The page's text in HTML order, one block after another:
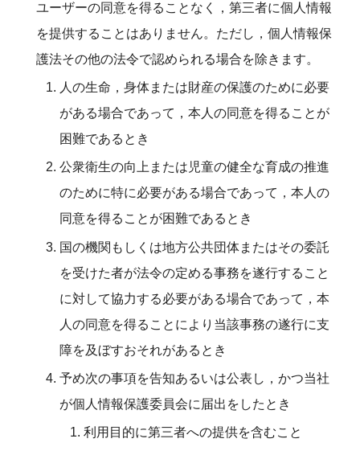
ユーザーの同意を得ることなく，第三者に個人情報
を提供することはありません。ただし，個人情報保
護法その他の法令で認められる場合を除きます。
人の生命，身体または財産の保護のために必要
がある場合であって，本人の同意を得ることが
困難であるとき
公衆衛生の向上または児童の健全な育成の推進
のために特に必要がある場合であって，本人の
同意を得ることが困難であるとき
国の機関もしくは地方公共団体またはその委託
を受けた者が法令の定める事務を遂行すること
に対して協力する必要がある場合であって，本
人の同意を得ることにより当該事務の遂行に支
障を及ぼすおそれがあるとき
予め次の事項を告知あるいは公表し，かつ当社
が個人情報保護委員会に届出をしたとき
利用目的に第三者への提供を含むこと